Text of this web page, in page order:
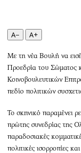
Κόσμος
Πολιτισμός
Σινεμά
Θέατρο-Χορός
Εικαστικά
Βιβλίο
Χειρόγραφα
A− A+
Με τη νέα Βουλή να
Προεδρία του Σώματος
Κοινοβουλευτικών
πεδίο πολιτικών
Το σκηνικό παραμένει
πρώτης συνεδρίας της
παραδοσιακές
πολιτικές ισορροπίες